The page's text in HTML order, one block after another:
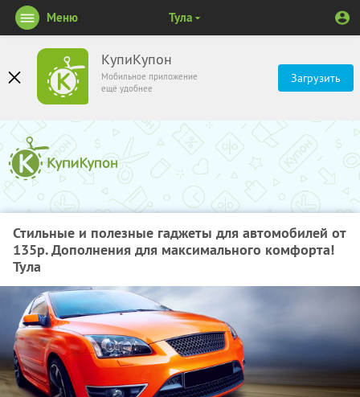
КупиКупон
Мобильное приложение
ещё удобнее
Загрузить
Меню Тула
Стильные и полезные гаджеты для автомобилей от
135р. Дополнения для максимального комфорта!
Тула